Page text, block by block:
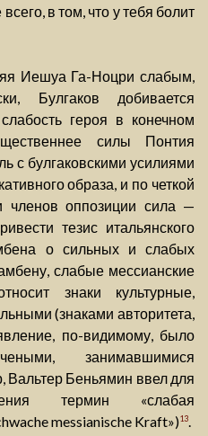
в том, что у тебя болит
Иешуа Га-Ноцри слабым,
Булгаков добивается
героя в конечном
силы Понтия
с булгаковскими усилиями
образа, и по четкой
членов оппозиции сила —
тезис итальянского
о сильных и слабых
слабые мессианские
знаки культурные,
(знаками авторитета,
по-видимому, было
занимавшимися
Беньямин ввел для
термин «слабая
messianische Kraft»)13.